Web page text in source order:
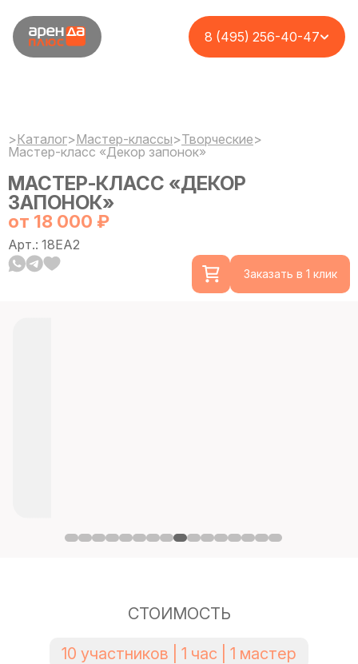
8 (495) 256-40-47
>Каталог>Мастер-классы>Творческие>
Мастер-класс «Декор запонок»
МАСТЕР-КЛАСС «ДЕКОР
ЗАПОНОК»
от 18 000 ₽
Арт.: 18EA2
Заказать в 1 клик
СТОИМОСТЬ
10 участников | 1 час | 1 мастер